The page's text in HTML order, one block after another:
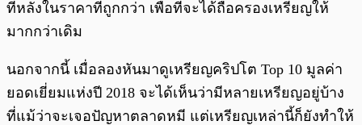
ทีหลังในราคาที่ถูกกว่า เพื่อที่จะได้ถือครองเหรียญให้
มากกว่าเดิม
นอกจากนี้ เมื่อลองหันมาดูเหรียญคริปโต Top 10 มูลค่า
ยอดเยี่ยมแห่งปี 2018 จะได้เห็นว่ามีหลายเหรียญอยู่บ้าง
ที่แม้ว่าจะเจอปัญหาตลาดหมี แต่เหรียญเหล่านี้ก็ยังทำให้